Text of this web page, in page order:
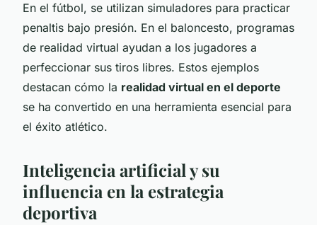
En el fútbol, se utilizan simuladores para practicar
penaltis bajo presión. En el baloncesto, programas
de realidad virtual ayudan a los jugadores a
perfeccionar sus tiros libres. Estos ejemplos
destacan cómo la realidad virtual en el deporte
se ha convertido en una herramienta esencial para
el éxito atlético.
Inteligencia artificial y su
influencia en la estrategia
deportiva